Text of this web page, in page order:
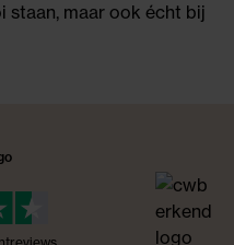
staan, maar ook écht bij